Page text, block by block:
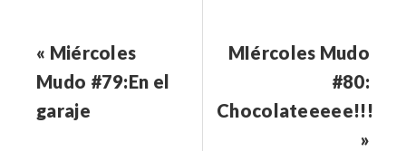
« Miércoles
Mudo #79:En el
garaje
MIércoles Mudo
#80:
Chocolateeeee!!!
»